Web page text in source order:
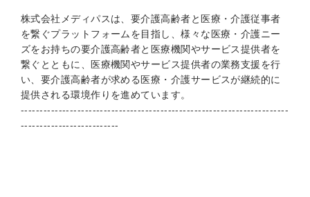
株式会社メディパスは、要介護高齢者と医療・介護従事者
を繋ぐプラットフォームを目指し、様々な医療・介護ニー
ズをお持ちの要介護高齢者と医療機関やサービス提供者を
繋ぐとともに、医療機関やサービス提供者の業務支援を行
い、要介護高齢者が求める医療・介護サービスが継続的に
提供される環境作りを進めています。
-----------------------------------------------------------------------
--------------------------